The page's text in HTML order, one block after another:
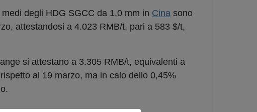
degli HDG SGCC da 1,0 mm in Cina sono
attestandosi a 4.023 RMB/t, pari a 583 $/t,
si attestano a 3.305 RMB/t, equivalenti a
al 19 marzo, ma in calo dello 0,45%